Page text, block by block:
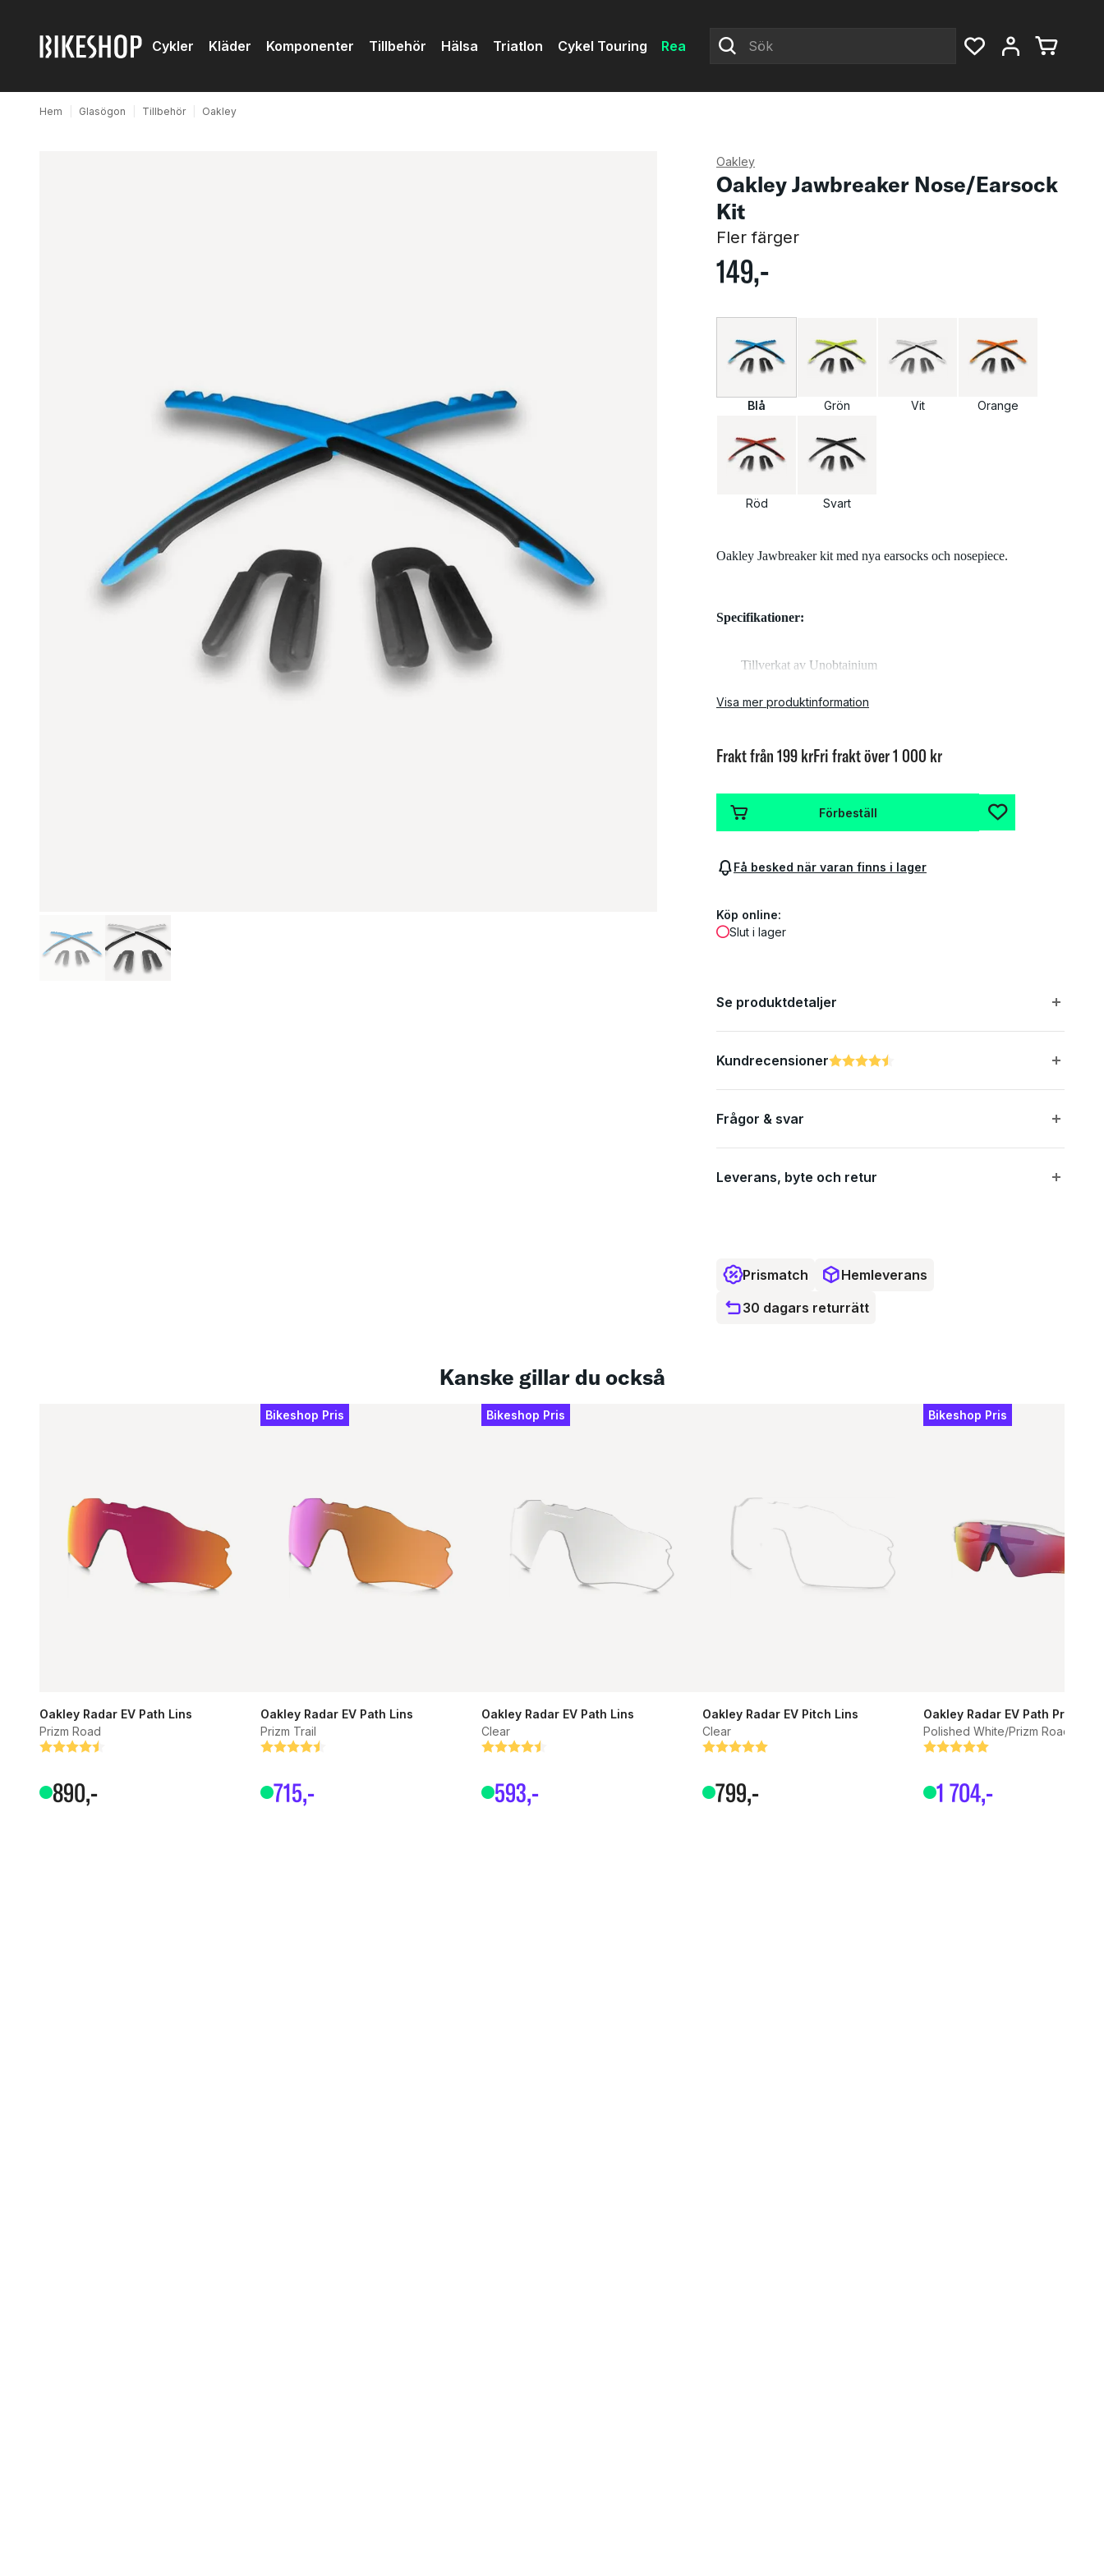
Cykler Kläder Komponenter Tillbehör Hälsa Triatlon Cykel Touring Rea
Hem Glasögon Tillbehör Oakley
Oakley
Oakley Jawbreaker Nose/Earsock
Kit
Fler färger
149,-
Blå Grön Vit Orange
Röd Svart
Oakley Jawbreaker kit med nya earsocks och nosepiece.
Specifikationer:
Tillverkat av Unobtainium
Visa mer produktinformation
Frakt från 199 krFri frakt över 1 000 kr
Förbeställ
Få besked när varan finns i lager
Köp online:
Slut i lager
Se produktdetaljer
KundrecensionerBetyg:
4.8 utav 5 stjärnor
Frågor & svar
Leverans, byte och retur
Prismatch
Hemleverans
30 dagars returrätt
Kanske gillar du också
Oakley Radar EV Path Lins
Prizm Road
Betyg:
4.9 utav 5 stjärnor
890,-
Bikeshop Pris
Oakley Radar EV Path Lins
Prizm Trail
Betyg:
4.7 utav 5 stjärnor
715,-
Bikeshop Pris
Oakley Radar EV Path Lins
Clear
Betyg:
4.9 utav 5 stjärnor
593,-
Oakley Radar EV Pitch Lins
Clear
Betyg:
5.0 utav 5 stjärnor
799,-
Bikeshop Pris
Oakley Radar EV Path Prizm
Polished White/Prizm Road
Betyg:
5.0 utav 5 stjärnor
1 704,-